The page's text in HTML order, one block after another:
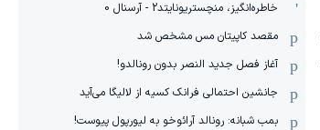
خاطره‌انگیز، منچستریونایتد2 - آرسنال 0
مقصد کاپیتان مس مشخص شد
آغاز فصل جدید النصر بدون رونالدو!
جانشین احتمالی فرانک کسیه از لالیگا می‌آید
بمب شبانه: رونالد آرائوخو به لیورپول پیوست!